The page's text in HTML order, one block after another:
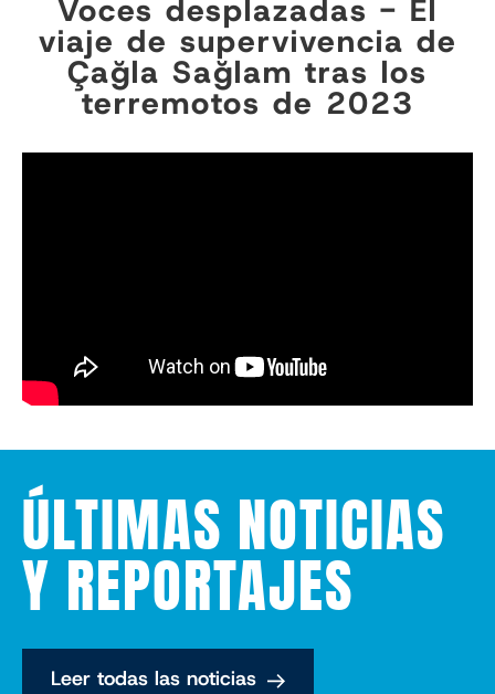
Voces desplazadas - El
viaje de supervivencia de
Çağla Sağlam tras los
terremotos de 2023
ÚLTIMAS NOTICIAS
Y REPORTAJES
Leer todas las noticias